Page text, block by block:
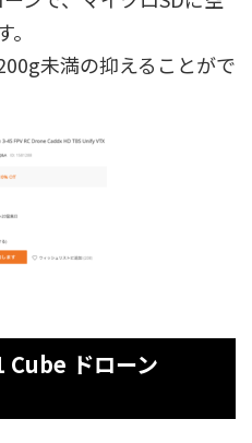
未満の抑えることがで
ドローン